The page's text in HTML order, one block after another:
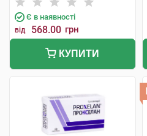
Є в наявності
від 568.00 грн
КУПИТИ